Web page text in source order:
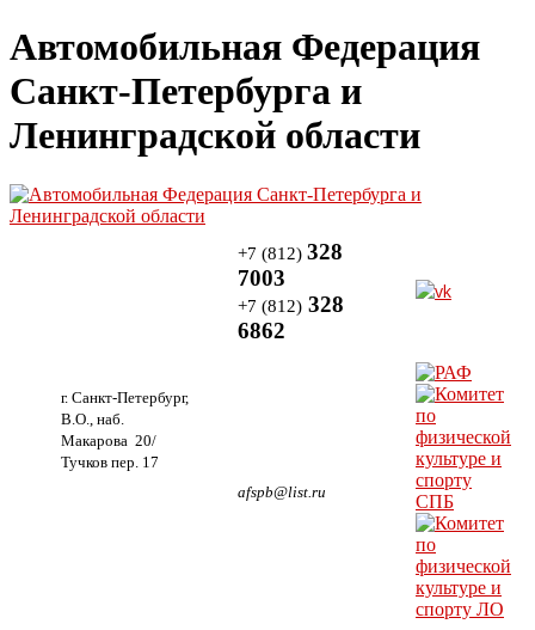
Автомобильная Федерация
Санкт-Петербурга и
Ленинградской области
г. Санкт-Петербург,
В.О., наб.
Макарова 20/
Тучков пер. 17
+7 (812) 328
7003
+7 (812) 328
6862
afspb@list.ru